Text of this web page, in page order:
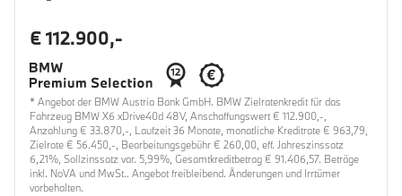
€ 112.900,-
* Angebot der BMW Austria Bank GmbH. BMW Zielratenkredit für das
Fahrzeug BMW X6 xDrive40d 48V, Anschaffungswert € 112.900,-,
Anzahlung € 33.870,-, Laufzeit 36 Monate, monatliche Kreditrate € 963,79,
Zielrate € 56.450,-, Bearbeitungsgebühr € 260,00, eff. Jahreszinssatz
6,21%, Sollzinssatz var. 5,99%, Gesamtkreditbetrag € 91.406,57. Beträge
inkl. NoVA und MwSt.. Angebot freibleibend. Änderungen und Irrtümer
vorbehalten.